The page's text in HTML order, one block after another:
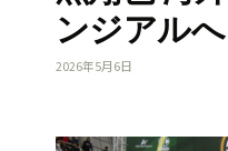
ンジアルへ
2026年5月6日